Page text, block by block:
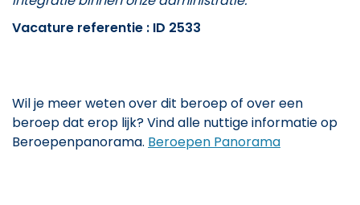
Vacature referentie : ID 2533
Wil je meer weten over dit beroep of over een
beroep dat erop lijk? Vind alle nuttige informatie op
Beroepenpanorama. Beroepen Panorama